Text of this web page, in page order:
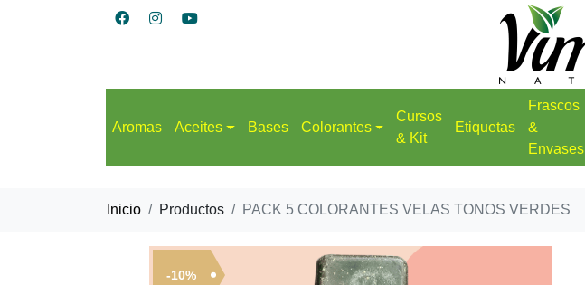
Aromas Aceites Bases Colorantes
Cursos
& Kit
Etiquetas
Frascos
&
Envases
Inicio Productos PACK 5 COLORANTES VELAS TONOS VERDES
-10%